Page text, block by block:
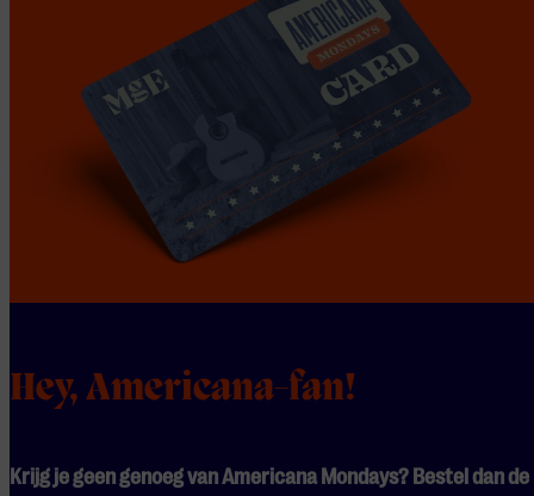
Hey, Americana-fan!
Krijg je geen genoeg van Americana Mondays? Bestel dan de